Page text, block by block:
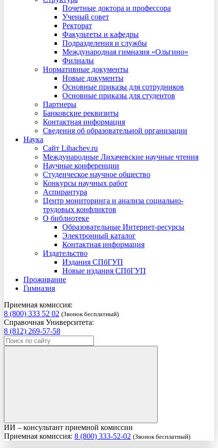
Почетные доктора и профессора
Ученый совет
Ректорат
Факультеты и кафедры
Подразделения и службы
Международная гимназия «Ольгино»
Филиалы
Нормативные документы
Новые документы
Основные приказы для сотрудников
Основные приказы для студентов
Партнеры
Банковские реквизиты
Контактная информация
Сведения об образовательной организации
Наука
Сайт Lihachev.ru
Международные Лихачевские научные чтения
Научные конференции
Студенческое научное общество
Конкурсы научных работ
Аспирантура
Центр мониторинга и анализа социально-
трудовых конфликтов
О библиотеке
Образовательные Интернет-ресурсы
Электронный каталог
Контактная информация
Издательство
Издания СПбГУП
Новые издания СПбГУП
Проживание
Гимназия
Приемная комиссия:
8 (800) 333 52 02 (Звонок бесплатный)
Справочная Университета:
8 (812) 269-57-58
ИИ – консультант приемной комиссии
Приемная комиссия: 8 (800) 333-52-02 (Звонок бесплатный)